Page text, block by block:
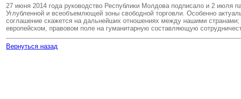
27 июня 2014 года руководство Республики Молдова подписало и 2 июля
Углубленной и всеобъемлющей зоны свободной торговли. Особенно
соглашение скажется на дальнейших отношениях между нашими
европейском, правовом поле на гуманитарную составляющую
Вернуться назад